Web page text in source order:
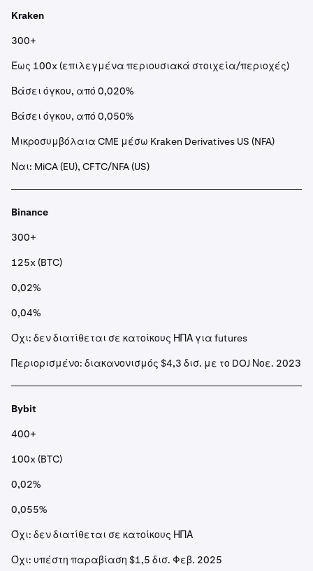
Kraken
300+
Έως 100x (επιλεγμένα περιουσιακά στοιχεία/περιοχές)
Βάσει όγκου, από 0,020%
Βάσει όγκου, από 0,050%
Μικροσυμβόλαια CME μέσω Kraken Derivatives US (NFA)
Ναι: MiCA (EU), CFTC/NFA (US)
Binance
300+
125x (BTC)
0,02%
0,04%
Όχι: δεν διατίθεται σε κατοίκους ΗΠΑ για futures
Περιορισμένο: διακανονισμός $4,3 δισ. με το DOJ Νοε. 2023
Bybit
400+
100x (BTC)
0,02%
0,055%
Όχι: δεν διατίθεται σε κατοίκους ΗΠΑ
Όχι: υπέστη παραβίαση $1,5 δισ. Φεβ. 2025